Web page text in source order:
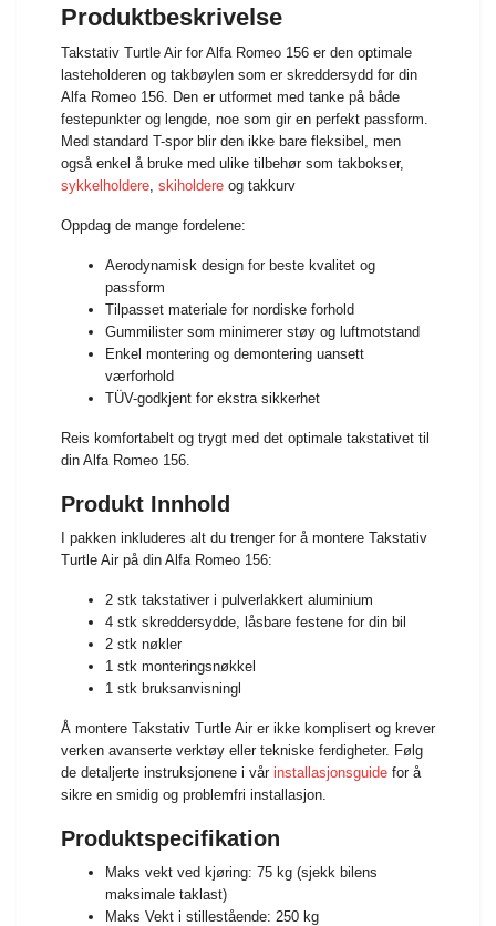
Produktbeskrivelse
Takstativ Turtle Air for Alfa Romeo 156 er den optimale
lasteholderen og takbøylen som er skreddersydd for din
Alfa Romeo 156. Den er utformet med tanke på både
festepunkter og lengde, noe som gir en perfekt passform.
Med standard T-spor blir den ikke bare fleksibel, men
også enkel å bruke med ulike tilbehør som takbokser,
sykkelholdere skiholdere og takkurv
Oppdag de mange fordelene:
Aerodynamisk design for beste kvalitet og
passform
Tilpasset materiale for nordiske forhold
Gummilister som minimerer støy og luftmotstand
Enkel montering og demontering uansett
værforhold
TÜV-godkjent for ekstra sikkerhet
Reis komfortabelt og trygt med det optimale takstativet til
din Alfa Romeo 156.
Produkt Innhold
I pakken inkluderes alt du trenger for å montere Takstativ
Turtle Air på din Alfa Romeo 156:
2 stk takstativer i pulverlakkert aluminium
4 stk skreddersydde, låsbare festene for din bil
2 stk nøkler
1 stk monteringsnøkkel
1 stk bruksanvisningl
Å montere Takstativ Turtle Air er ikke komplisert og krever
verken avanserte verktøy eller tekniske ferdigheter. Følg
de detaljerte instruksjonene i vår installasjonsguide for å
sikre en smidig og problemfri installasjon.
Produktspecifikation
Maks vekt ved kjøring: 75 kg (sjekk bilens
maksimale taklast)
Maks Vekt i stillestående: 250 kg